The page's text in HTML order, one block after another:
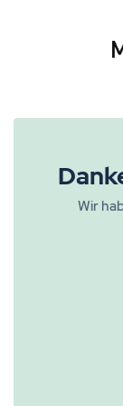
Wir